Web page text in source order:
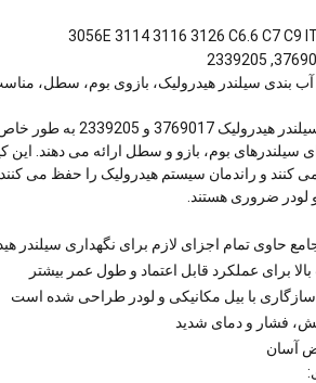
3056E 3114 3116 3126 C6.6 C7 C9
بندی سیلندر هیدرولیک، بازوی بوم، سطل،
کیت های آب بندی
سیلندرهای بوم، بازو و سطل ارائه می دهند.
کنند و راندمان سیستم هیدرولیک را حفظ می
لودر ضروری هستند.
حاوی تمام اجزای لازم برای نگهداری سیلندر
برای عملکرد قابل اعتماد و طول عمر بیشتر
با بیل مکانیکی و لودر طراحی شده است
فشار و دمای شدید
آسان